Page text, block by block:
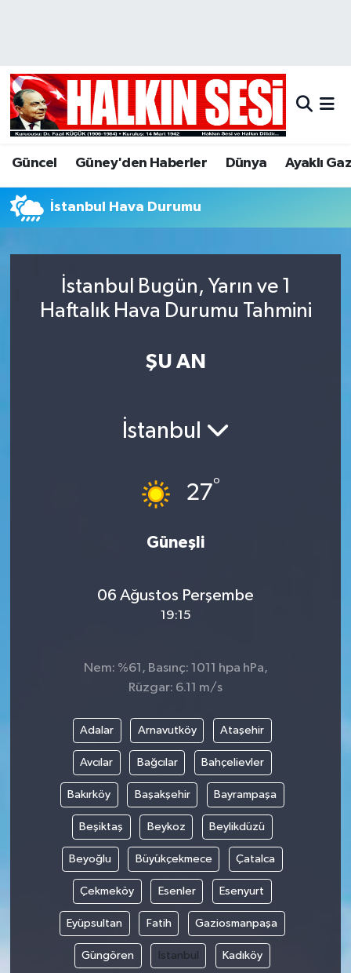
Güncel Güney'den Haberler Dünya Ayaklı
İstanbul Hava Durumu
İstanbul Bugün, Yarın ve 1
Haftalık Hava Durumu Tahmini
ŞU AN
İstanbul
27°
Güneşli
06 Ağustos Perşembe
19:15
Nem: %61, Basınç: 1011 hpa hPa,
Rüzgar: 6.11 m/s
Adalar Arnavutköy Ataşehir
Avcılar Bağcılar Bahçelievler
Bakırköy Başakşehir Bayrampaşa
Beşiktaş Beykoz Beylikdüzü
Beyoğlu Büyükçekmece Çatalca
Çekmeköy Esenler Esenyurt
Eyüpsultan Fatih Gaziosmanpaşa
Güngören Istanbul Kadıköy
Hava Durumu
Trafik Durumu
Haber Arşivi